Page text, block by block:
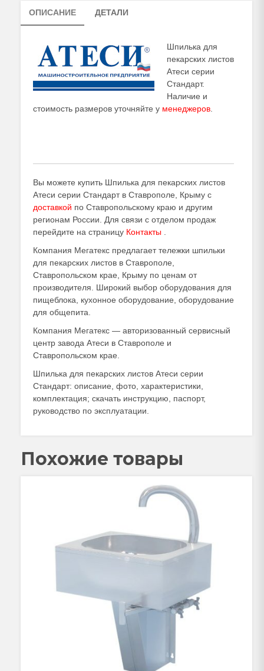
ОПИСАНИЕ ДЕТАЛИ
Шпилька для
пекарских листов
Атеси серии
Стандарт.
Наличие и
стоимость размеров уточняйте у менеджеров
Вы можете купить Шпилька для пекарских листов
Атеси серии Стандарт в Ставрополе, Крыму с
доставкой по Ставропольскому краю и другим
регионам России. Для связи с отделом продаж
перейдите на страницу Контакты
Компания Мегатекс предлагает тележки шпильки
для пекарских листов в Ставрополе,
Ставропольском крае, Крыму по ценам от
производителя. Широкий выбор оборудования для
пищеблока, кухонное оборудование, оборудование
для общепита.
Компания Мегатекс — авторизованный сервисный
центр завода Атеси в Ставрополе и
Ставропольском крае.
Шпилька для пекарских листов Атеси серии
Стандарт: описание, фото, характеристики,
комплектация; скачать инструкцию, паспорт,
руководство по эксплуатации.
Похожие товары